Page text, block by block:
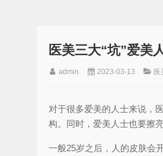
医美三大“坑”爱美
admin 2023-03-13 医
对于很多爱美的人士来说，
构。同时，爱美人士也要擦
一般25岁之后，人的皮肤会